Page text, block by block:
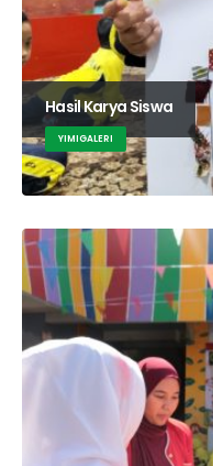
Hasil Karya Siswa
YIMIGALERI